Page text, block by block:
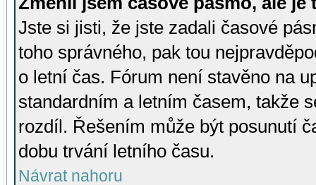
Jste si jisti, že jste zadali časové
toho správného, pak tou
o letní čas. Fórum není stavěno na
standardním a letním časem, takže
rozdíl. Řešením může být posunutí
dobu trvání letního času.
Návrat nahoru